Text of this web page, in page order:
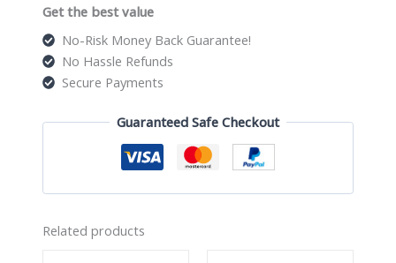
100
قطعة
quantity
Get the best value
No-Risk Money Back Guarantee!
No Hassle Refunds
Secure Payments
Guaranteed Safe Checkout
Related products